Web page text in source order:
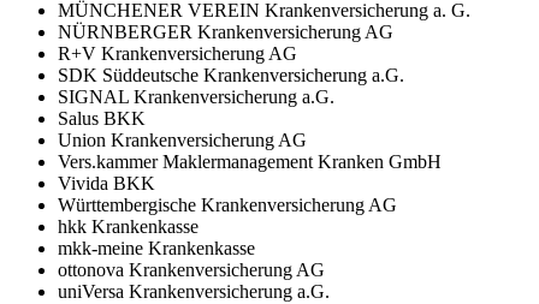
MÜNCHENER VEREIN Krankenversicherung a. G.
NÜRNBERGER Krankenversicherung AG
R+V Krankenversicherung AG
SDK Süddeutsche Krankenversicherung a.G.
SIGNAL Krankenversicherung a.G.
Salus BKK
Union Krankenversicherung AG
Vers.kammer Maklermanagement Kranken GmbH
Vivida BKK
Württembergische Krankenversicherung AG
hkk Krankenkasse
mkk-meine Krankenkasse
ottonova Krankenversicherung AG
uniVersa Krankenversicherung a.G.